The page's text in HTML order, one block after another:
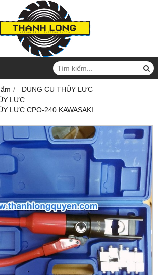
DỤNG CỤ THỦY LỰC
LỰC
LỰC CPO-240 KAWASAKI